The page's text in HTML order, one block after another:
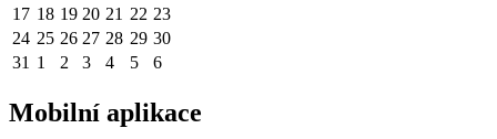
17 18 19 20 21 22 23
24 25 26 27 28 29 30
31 1 2 3 4 5 6
Mobilní aplikace